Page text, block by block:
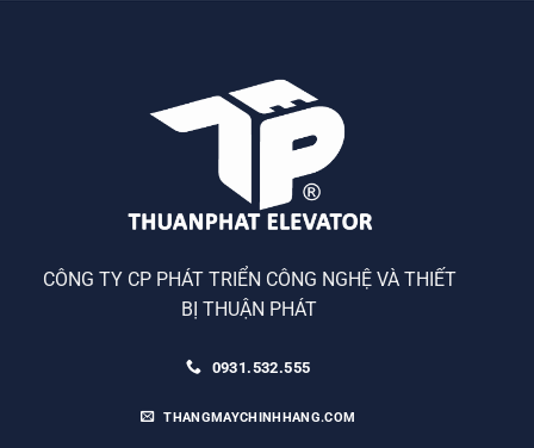
CÔNG TY CP PHÁT TRIỂN CÔNG NGHỆ VÀ THIẾT
BỊ THUẬN PHÁT
0931.532.555
THANGMAYCHINHHANG.COM